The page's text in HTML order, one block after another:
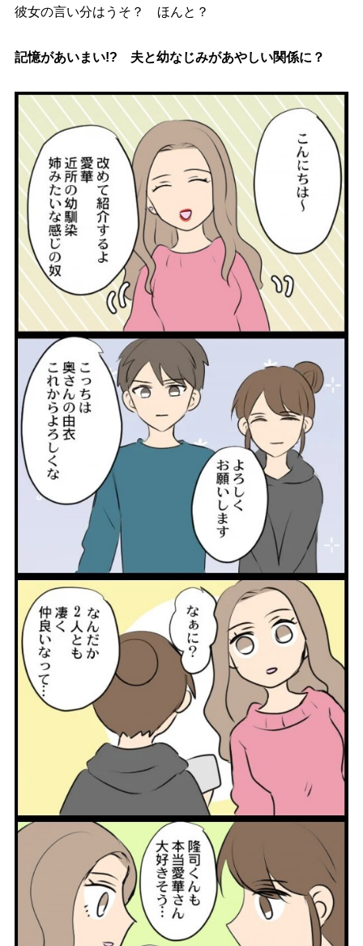
彼女の言い分はうそ？ ほんと？
記憶があいまい!? 夫と幼なじみがあやしい関係に？